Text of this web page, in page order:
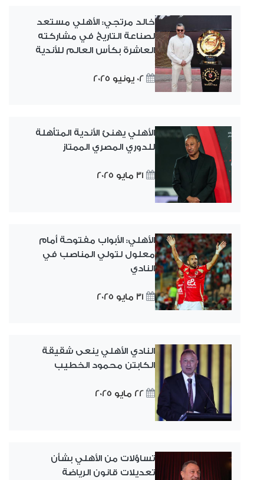
خالد مرتجي: الأهلي مستعد
لصناعة التاريخ في مشاركته
العاشرة بكأس العالم للأندية
02 يونيو 2025
الأهلي يهنئ الأندية المتأهلة
للدوري المصري الممتاز
31 مايو 2025
الأهلي: الأبواب مفتوحة أمام
معلول لتولي المناصب في
النادي
31 مايو 2025
النادي الأهلي ينعى شقيقة
الكابتن محمود الخطيب
22 مايو 2025
تساؤلات من الأهلي بشأن
تعديلات قانون الرياضة